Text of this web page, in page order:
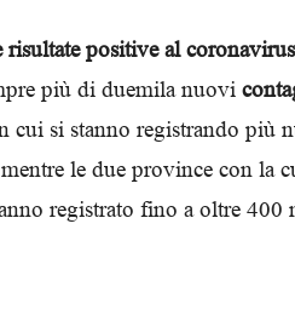
Ordini
dei
risultate positive al
più di duemila nuovi
si stanno registrando più
le due province con la
registrato fino a oltre 400